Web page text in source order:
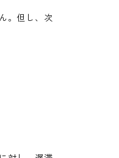
。但し、次